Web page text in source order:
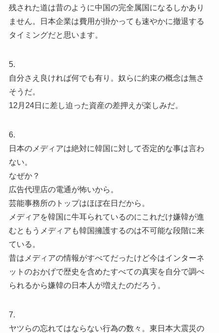
残された道は昔のように中国の完全属国になるしかあり
ません。日本企業は費用が掛かっても速やかに撤退する
タイミングだと思います。
5.
自分さえ良ければ何でも有り。奴らに約束の概念は無さ
そうだ。
12月24日に差し迫った資産の差押えが楽しみだ。
6.
日本のメディアは絶対に韓国に対して否定的な事は言わ
ない。
なぜか？
広告代理店の電通が怖いから。
芸能事務所のトップはほぼ在日だから。
メディアを韓国に牛耳られているのにこれだけ嫌韓が進
むともうメディアも韓国擁護するのは不可能な段階に来
ている。
昔はメディアの情報がすべてだったけど今はインターネ
ットのおかげで歴史を含めたすべての真実を自分で調べ
られるから嫌韓の日本人が増えたのだろう。
7.
ヤツらの忘れてはならない行為の数々。東日本大震災の